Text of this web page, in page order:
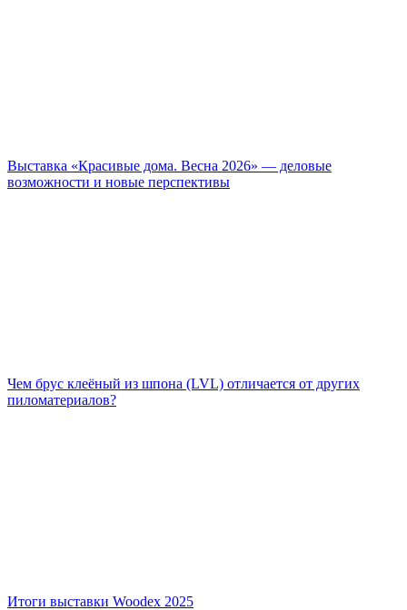
Выставка «Красивые дома. Весна 2026» — деловые
возможности и новые перспективы
Чем брус клеёный из шпона (LVL) отличается от других
пиломатериалов?
Итоги выставки Woodex 2025